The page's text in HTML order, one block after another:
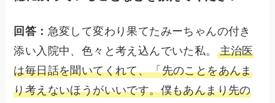
回答： 急変して変わり果てたみーちゃんの付き
添い入院中、色々と考え込んでいた私。
主治医
は毎日話を聞いてくれて、「先のことをあんま
り考えないほうがいいです。僕もあんまり先の